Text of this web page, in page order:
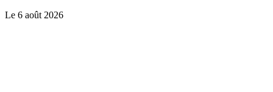
Le 6 août 2026